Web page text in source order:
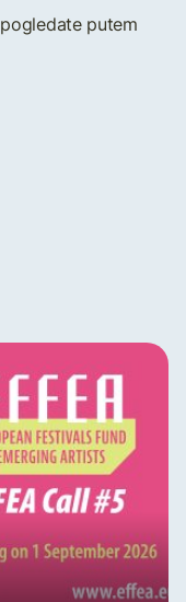
putem